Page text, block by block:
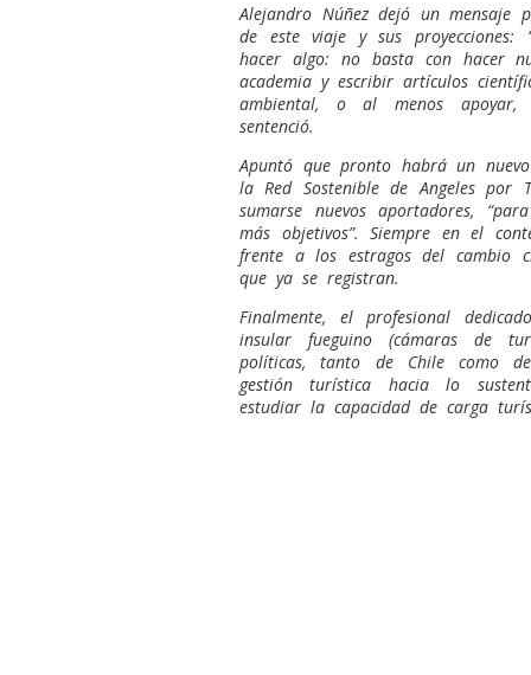
Alejandro Núñez dejó un mensaje
de este viaje y sus
hacer algo: no basta con hacer
academia y escribir artículos
ambiental, o al menos apoyar,
sentenció.
Apuntó que pronto habrá un
la Red Sostenible de Angeles por
sumarse nuevos aportadores,
más objetivos”. Siempre en el
frente a los estragos del cambio
que ya se registran.
Finalmente, el profesional
insular fueguino (cámaras de
políticas, tanto de Chile como
gestión turística hacia lo
estudiar la capacidad de carga